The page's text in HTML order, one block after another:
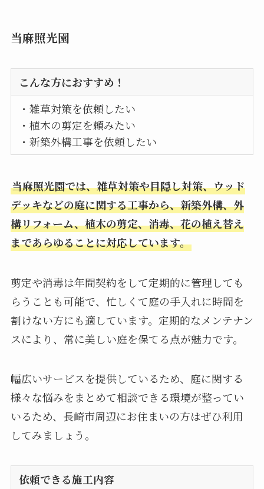
当麻照光園
こんな方におすすめ！
・雑草対策を依頼したい
・植木の剪定を頼みたい
・新築外構工事を依頼したい
当麻照光園では、雑草対策や目隠し対策、ウッド
デッキなどの庭に関する工事から、新築外構、外
構リフォーム、植木の剪定、消毒、花の植え替え
まであらゆることに対応しています。
剪定や消毒は年間契約をして定期的に管理しても
らうことも可能で、忙しくて庭の手入れに時間を
割けない方にも適しています。定期的なメンテナン
スにより、常に美しい庭を保てる点が魅力です。
幅広いサービスを提供しているため、庭に関する
様々な悩みをまとめて相談できる環境が整ってい
いるため、長崎市周辺にお住まいの方はぜひ利用
してみましょう。
依頼できる施工内容